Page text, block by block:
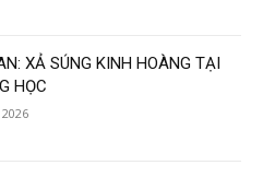
XẢ SÚNG KINH HOÀNG TẠI
HỌC